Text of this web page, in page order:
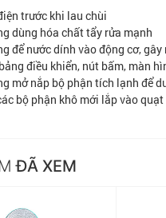
trước khi lau chùi
dùng hóa chất tẩy rửa mạnh
để nước dính vào động cơ,
điều khiển, nút bấm, màn
mở nắp bộ phận tích lạnh để
bộ phận khô mới lắp vào quạt
ĐÃ XEM